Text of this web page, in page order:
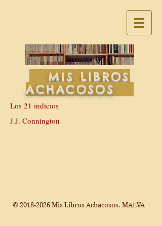
MIS LIBROS
ACHACOSOS
Los 21 indicios
J.J. Connington
© 2018-2026 Mis Libros Achacosos. MAEVA